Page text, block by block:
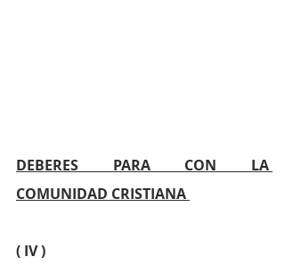
DEBERES PARA CON LA
COMUNIDAD CRISTIANA
( IV )